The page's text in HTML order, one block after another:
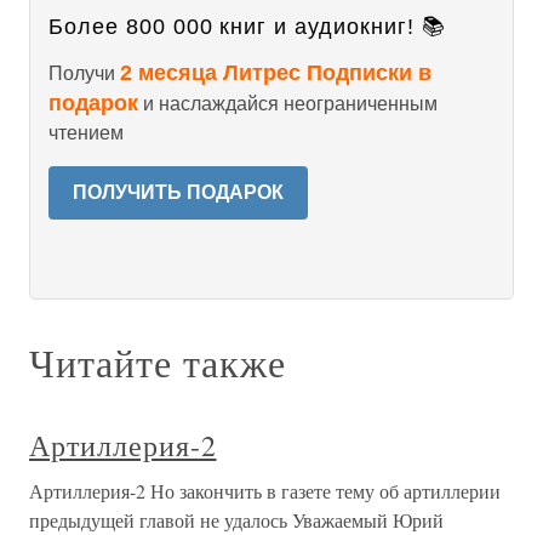
Более 800 000 книг и аудиокниг! 📚
Получи 2 месяца Литрес Подписки в
подарок и наслаждайся неограниченным
чтением
ПОЛУЧИТЬ ПОДАРОК
Читайте также
Артиллерия-2
Артиллерия-2 Но закончить в газете тему об артиллерии
предыдущей главой не удалось Уважаемый Юрий